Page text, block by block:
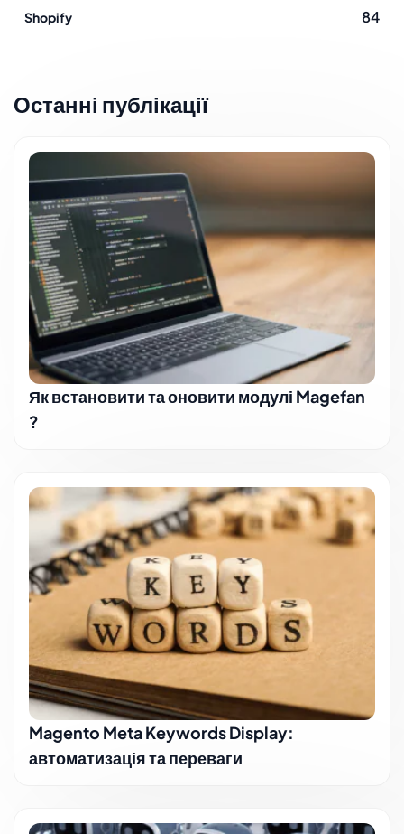
Shopify 84
Останні публікації
Як встановити та оновити модулі Magefan
?
Magento Meta Keywords Display:
автоматизація та переваги